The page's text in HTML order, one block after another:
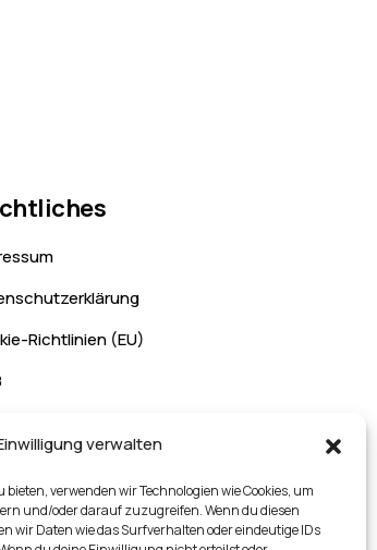
verwalten
verwenden wir Technologien wie Cookies, um
und/oder darauf zuzugreifen. Wenn du diesen
wir Daten wie das Surfverhalten oder eindeutige IDs
Richtlinien (EU)